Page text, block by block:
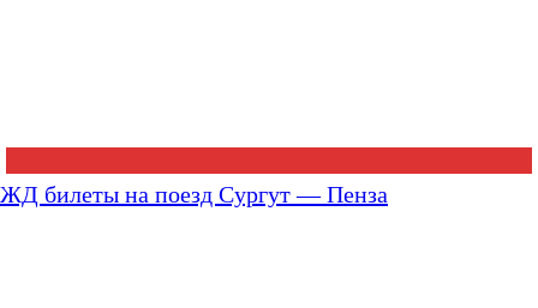
ЖД билеты на поезд Сургут — Пенза